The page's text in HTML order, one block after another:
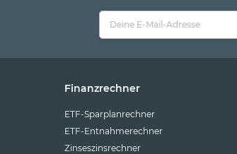
Finanzrechner
ETF-Sparplanrechner
ETF-Entnahmerechner
Zinseszinsrechner